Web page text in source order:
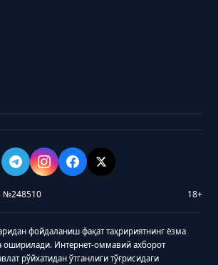
№248510 18+
фойдаланиш фақат таҳририятнинг ёзма
оширилади. Интернет-оммавий ахборот
рўйхатидан ўтганлиги тўғрисидаги